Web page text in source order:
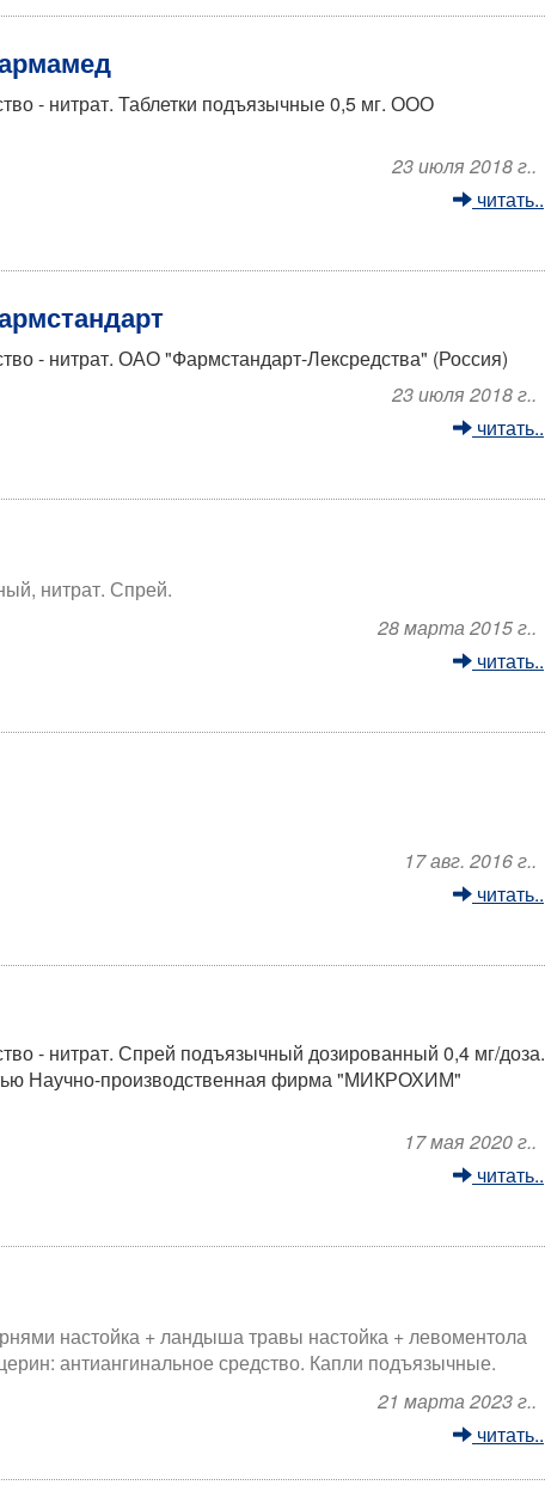
- нитрат. Таблетки подъязычные 0,5 мг. ООО
23 июля 2018 г..
читать..
- нитрат. ОАО "Фармстандарт-Лексредства" (Россия)
23 июля 2018 г..
читать..
нитрат. Спрей.
28 марта 2015 г..
читать..
17 авг. 2016 г..
читать..
- нитрат. Спрей подъязычный дозированный 0,4 мг/доза.
Научно-производственная фирма "МИКРОХИМ"
17 мая 2020 г..
читать..
настойка + ландыша травы настойка + левоментола
антиангинальное средство. Капли подъязычные.
21 марта 2023 г..
читать..